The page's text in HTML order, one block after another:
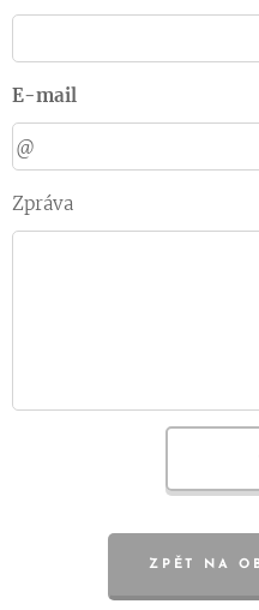
E-mail
Zpráva
ZPĚT NA